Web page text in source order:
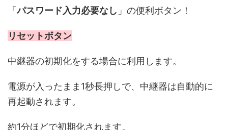
「パスワード入力必要なし 」の便利ボタン！
リセットボタン
中継器の初期化をする場合に利用します。
電源が入ったまま1秒長押しで、中継器は自動的に
再起動されます。
約1分ほどで初期化されます。